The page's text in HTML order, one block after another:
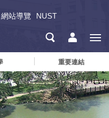
網站導覽 NUST
重要連結